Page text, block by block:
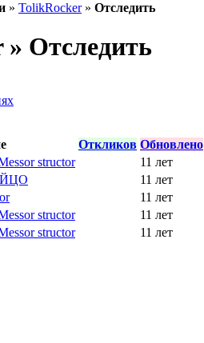
» TolikRocker» Отследить
Отследить
Откликов Обновлено
structor
11 лет
11 лет
11 лет
structor
11 лет
structor
11 лет